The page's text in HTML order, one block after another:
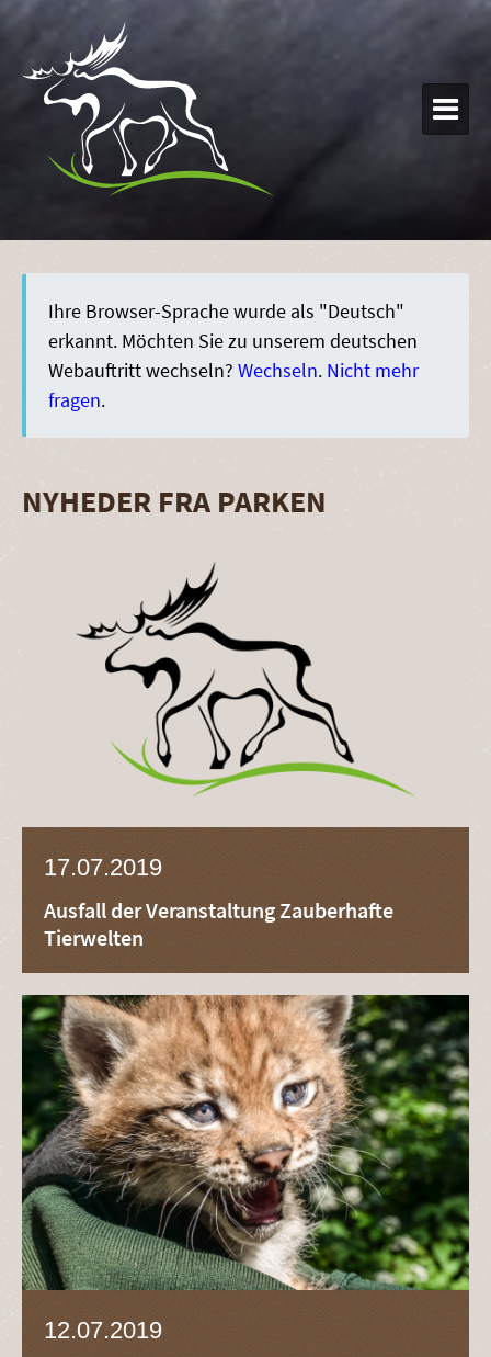

Ihre Browser-Sprache wurde als "Deutsch"
erkannt. Möchten Sie zu unserem deutschen
Webauftritt wechseln? Wechseln. Nicht mehr
fragen.
NYHEDER FRA PARKEN
17.07.2019
Ausfall der Veranstaltung Zauberhafte
Tierwelten
12.07.2019